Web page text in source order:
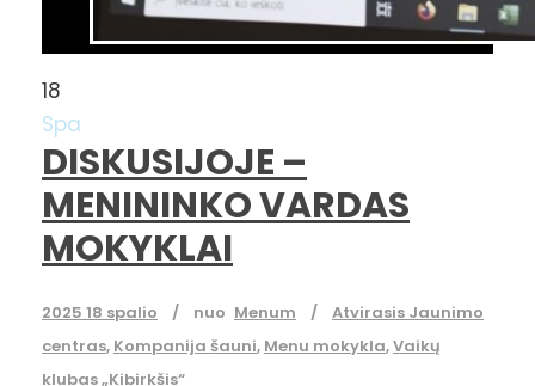
18
Spa
DISKUSIJOJE –
MENININKO VARDAS
MOKYKLAI
2025 18 spalio nuo Menum
Atvirasis Jaunimo
centras, Kompanija šauni, Menu mokykla,Vaikų
klubas „Kibirkšis“